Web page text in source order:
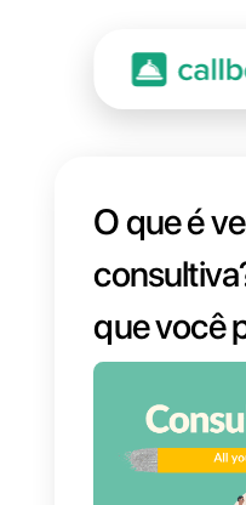
O que
que
saber